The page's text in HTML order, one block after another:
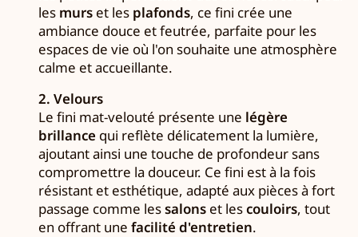
les murs et les plafonds, ce fini crée une
ambiance douce et feutrée, parfaite pour les
espaces de vie où l'on souhaite une atmosphère
calme et accueillante.
2. Velours
Le fini mat-velouté présente une légère
brillance qui reflète délicatement la lumière,
ajoutant ainsi une touche de profondeur sans
compromettre la douceur. Ce fini est à la fois
résistant et esthétique, adapté aux pièces à fort
passage comme lessalons et lescouloirs, tout
en offrant une facilité d'entretien.